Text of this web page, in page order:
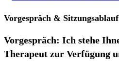
Vorgespräch & Sitzungsablauf
Vorgespräch: Ich stehe
Therapeut zur Verfügung